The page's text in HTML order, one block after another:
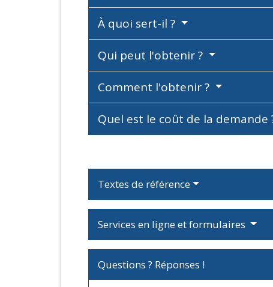
À quoi sert-il ?
Qui peut l'obtenir ?
Comment l'obtenir ?
Quel est le coût de la demande
Textes de référence
Services en ligne et formulaires
Questions ? Réponses !